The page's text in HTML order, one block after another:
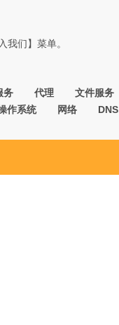
们】菜单。
务 代理 文件服务
作系统 网络 DNS